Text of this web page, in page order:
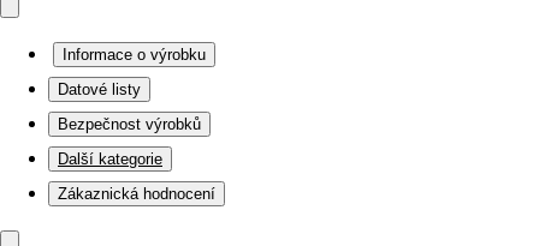
Informace o výrobku
Datové listy
Bezpečnost výrobků
Další kategorie
Zákaznická hodnocení